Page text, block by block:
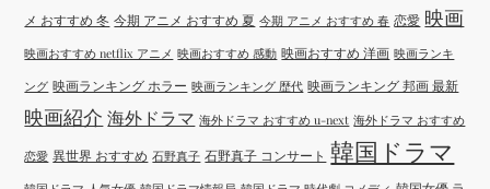
メ おすすめ 冬 今期 アニメ おすすめ 夏 今期 アニメ おすすめ 春 恋愛 映画
映画おすすめ netflix アニメ 映画おすすめ 感動 映画おすすめ 洋画 映画ランキ
ング 映画ランキング ホラー 映画ランキング 歴代 映画ランキング 邦画 最新
映画紹介 海外ドラマ 海外ドラマ おすすめ u-next 海外ドラマ おすすめ
恋愛 異世界 おすすめ 石野真子 石野真子 コンサート 韓国ドラマ